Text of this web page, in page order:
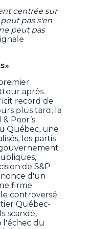
centrée sur
pas s'en
peut pas
après
record de
plus tard, la
Poor’s
Québec, une
les partis
de S&P
d'un
firme
controversé
Québec-
scandé,
l'échec du